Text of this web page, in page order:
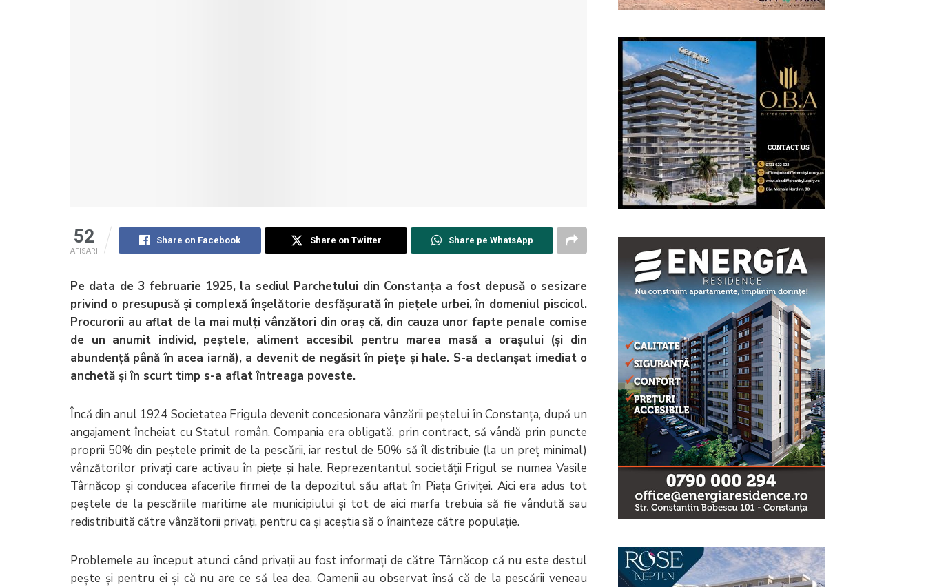
52
AFISARI
Share on Facebook Share on Twitter Share pe WhatsApp
Pe data de 3 februarie 1925, la sediul Parchetului din Constanța a fost depusă o sesizare
privind o presupusă și complexă înșelătorie desfășurată în piețele urbei, în domeniul piscicol.
Procurorii au aflat de la mai mulți vânzători din oraș că, din cauza unor fapte penale comise
de un anumit individ, peștele, aliment accesibil pentru marea masă a orașului (și din
abundență până în acea iarnă), a devenit de negăsit în piețe și hale. S-a declanșat imediat o
anchetă și în scurt timp s-a aflat întreaga poveste.
Încă din anul 1924 Societatea Frigula devenit concesionara vânzării peștelui în Constanța, după un
angajament încheiat cu Statul român. Compania era obligată, prin contract, să vândă prin puncte
proprii 50% din peștele primit de la pescării, iar restul de 50% să îl distribuie (la un preț minimal)
vânzătorilor privați care activau în piețe și hale. Reprezentantul societății Frigul se numea Vasile
Târnăcop și conducea afacerile firmei de la depozitul său aflat în Piața Griviței. Aici era adus tot
peștele de la pescăriile maritime ale municipiului și tot de aici marfa trebuia să fie vândută sau
redistribuită către vânzătorii privați, pentru ca și aceștia să o înainteze către populație.
Problemele au început atunci când privații au fost informați de către Târnăcop că nu este destul
pește și pentru ei și că nu are ce să lea dea. Oamenii au observat însă că de la pescării veneau